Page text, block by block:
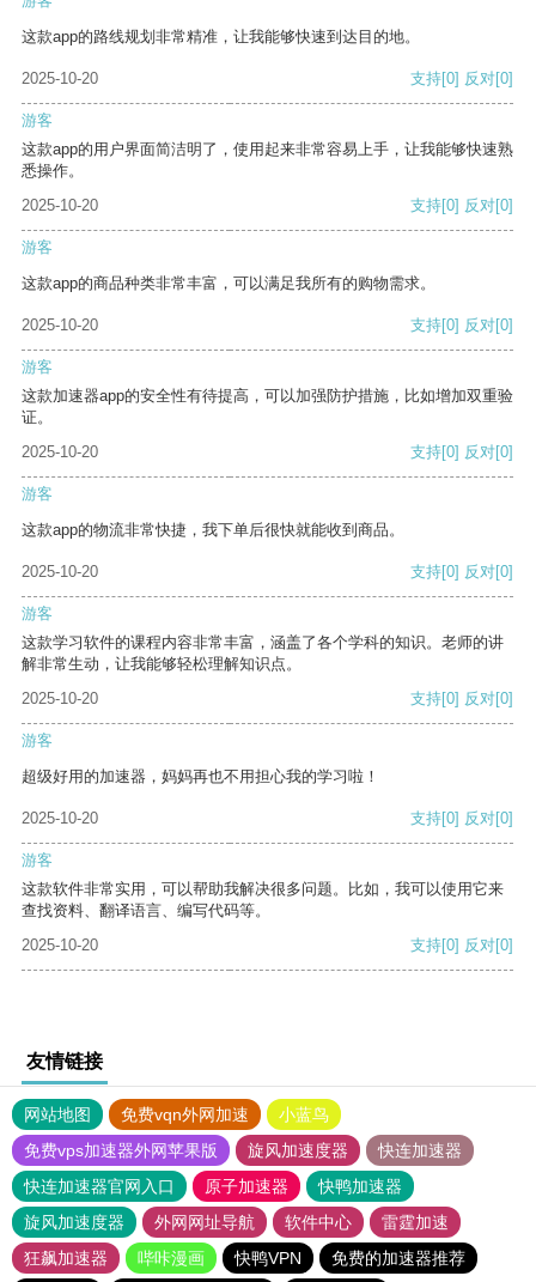
这款app的路线规划非常精准，让我能够快速到达目的地。
2025-10-20 支持[0] 反对[0]
游客
这款app的用户界面简洁明了，使用起来非常容易上手，让我能够快速熟
悉操作。
2025-10-20
支持[0] 反对[0]
游客
这款app的商品种类非常丰富，可以满足我所有的购物需求。
2025-10-20 支持[0] 反对[0]
游客
这款加速器app的安全性有待提高，可以加强防护措施，比如增加双重验
证。
2025-10-20
支持[0] 反对[0]
游客
这款app的物流非常快捷，我下单后很快就能收到商品。
2025-10-20 支持[0] 反对[0]
游客
这款学习软件的课程内容非常丰富，涵盖了各个学科的知识。老师的讲
解非常生动，让我能够轻松理解知识点。
2025-10-20
支持[0] 反对[0]
游客
超级好用的加速器，妈妈再也不用担心我的学习啦！
2025-10-20 支持[0] 反对[0]
游客
这款软件非常实用，可以帮助我解决很多问题。比如，我可以使用它来
查找资料、翻译语言、编写代码等。
2025-10-20
支持[0] 反对[0]
友情链接
网站地图 免费vqn外网加速
小蓝鸟
免费vps加速器外网苹果版
旋风加速度器
快连加速器
快连加速器官网入口
原子加速器
快鸭加速器
旋风加速度器
外网网址导航 软件中心
雷霆加速
狂飙加速器
哔咔漫画 快鸭VPN 免费的加速器推荐